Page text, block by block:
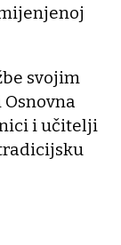
svojim
i učitelji